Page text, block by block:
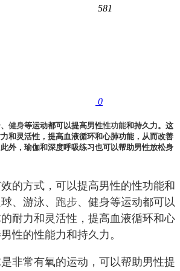
581
0
、 健身等运动都可以提高男性性功能和持久力。这
和灵活性，提高血液循环和心肺功能，从而改善
外，瑜伽和深度呼吸练习也可以帮助男性放松身
的方式，可以提高男性的性功能和
、游泳、 跑步、健身等运动都可以
耐力和灵活性，提高血液循环和心
性的性能力和持久力。
非常有氧的运动，可以帮助男性提